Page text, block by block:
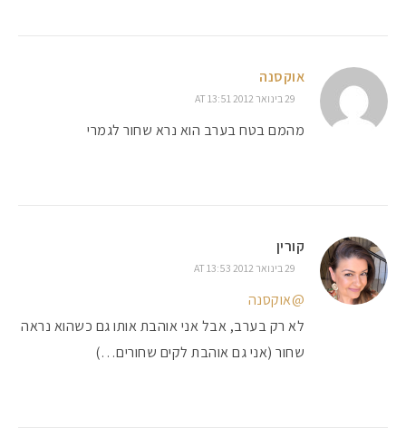
אוקסנה
29 בינואר 2012 AT 13:51
מהמם בטח בערב הוא נרא שחור לגמרי
קורין
29 בינואר 2012 AT 13:53
@אוקסנה
לא רק בערב, אבל אני אוהבת אותו גם כשהוא נראה
שחור (אני גם אוהבת לקים שחורים…)